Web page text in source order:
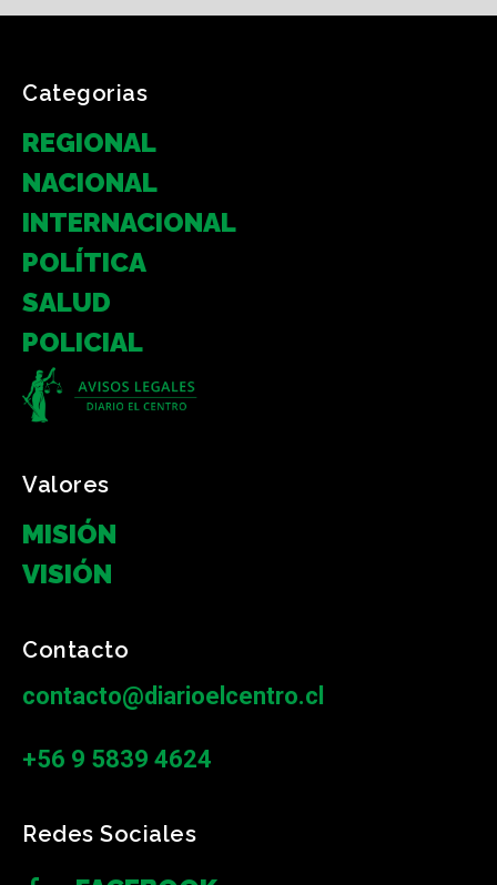
Categorias
REGIONAL
NACIONAL
INTERNACIONAL
POLÍTICA
SALUD
POLICIAL
Valores
MISIÓN
VISIÓN
Contacto
contacto@diarioelcentro.cl
+56 9 5839 4624
Redes Sociales